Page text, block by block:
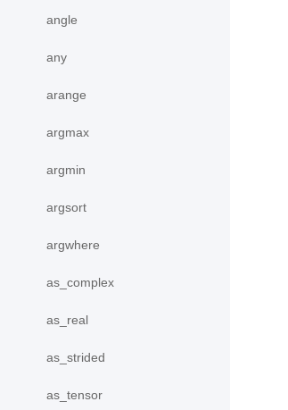
angle
any
arange
argmax
argmin
argsort
argwhere
as_complex
as_real
as_strided
as_tensor